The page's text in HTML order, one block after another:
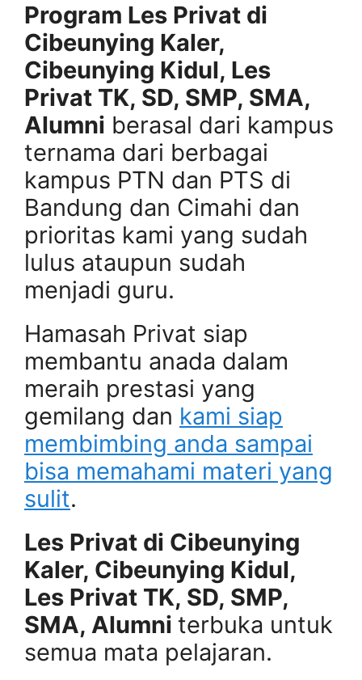
Program Les Privat di
Cibeunying Kaler,
Cibeunying Kidul, Les
Privat TK, SD, SMP, SMA,
Alumni berasal dari kampus
ternama dari berbagai
kampus PTN dan PTS di
Bandung dan Cimahi dan
prioritas kami yang sudah
lulus ataupun sudah
menjadi guru.
Hamasah Privat siap
membantu anada dalam
meraih prestasi yang
gemilang dan kami siap
membimbing anda sampai
bisa memahami materi yang
sulit.
Les Privat di Cibeunying
Kaler, Cibeunying Kidul,
Les Privat TK, SD, SMP,
SMA, Alumni terbuka untuk
semua mata pelajaran.